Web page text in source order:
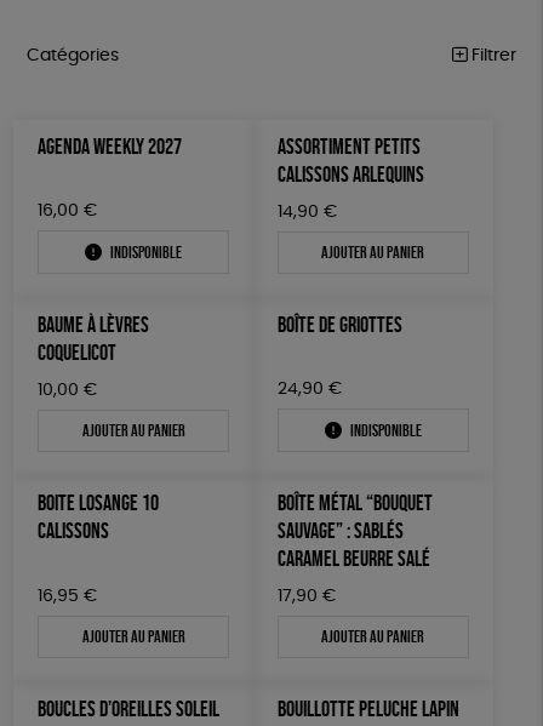
Catégories Filtrer
MAISON
ACCESSOIRES
PAPETERIE
LIVRES
TOUT
Par défaut
Nouveauté
Prix : du - cher au + cher
Disponibilité
50 € - 100 €
150 € - 200 €
Plus de 200€
Couleur
Mots clés
Fabriqué en France
Biodégradable FSC
Fabrication artisanale PEFC
AGENDA WEEKLY 2027
16,00 €
Indisponible
ASSORTIMENT PETITS
CALISSONS ARLEQUINS
14,90 €
Ajouter au panier
BAUME À LÈVRES
COQUELICOT
10,00 €
Ajouter au panier
BOÎTE DE GRIOTTES
24,90 €
Indisponible
BOITE LOSANGE 10
CALISSONS
16,95 €
Ajouter au panier
BOÎTE MÉTAL “BOUQUET
SAUVAGE” : SABLÉS
CARAMEL BEURRE SALÉ
17,90 €
Ajouter au panier
BOUCLES D’OREILLES SOLEIL
BOUILLOTTE PELUCHE LAPIN